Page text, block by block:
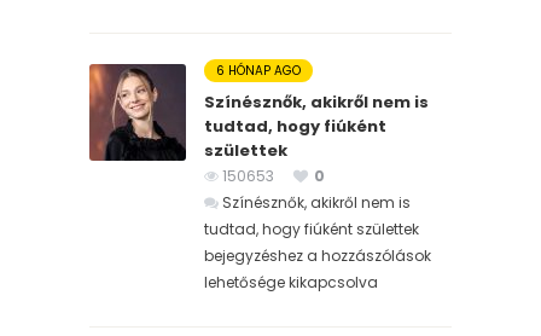
6 HÓNAP AGO
Színésznők, akikről nem is
tudtad, hogy fiúként
születtek
150653
0
Színésznők, akikről nem is
tudtad, hogy fiúként születtek
bejegyzéshez a hozzászólások
lehetősége kikapcsolva